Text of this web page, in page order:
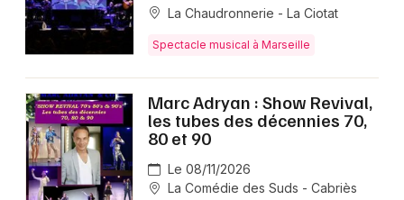
La Chaudronnerie - La Ciotat
Spectacle musical à Marseille
Marc Adryan : Show Revival,
les tubes des décennies 70,
80 et 90
Le 08/11/2026
La Comédie des Suds - Cabriès